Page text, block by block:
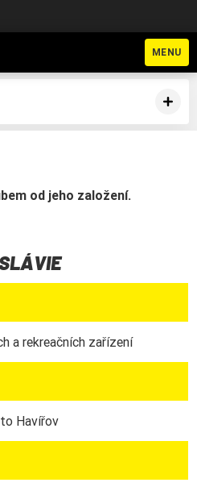
MENU
od jeho založení.
a rekreačních zařízení
Havířov